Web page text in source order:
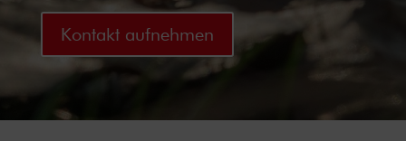
Kontakt aufnehmen